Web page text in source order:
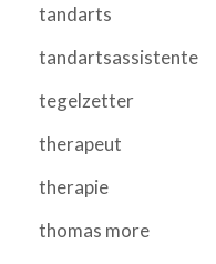
tandarts
tandartsassistente
tegelzetter
therapeut
therapie
thomas more